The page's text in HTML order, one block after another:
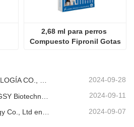
2,68 ml para perros
Compuesto Fipronil Gotas
JINAN GSY BIOTECNOLOGÍA CO., LTD. participó en la Exposición Internacional de Ganadería de Pakistán IPEX 2024 2024-09-28
2024-09-11
2024-09-07